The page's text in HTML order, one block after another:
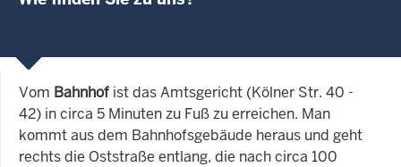
Vom Bahnhof ist das Amtsgericht (Kölner Str. 40 -
42) in circa 5 Minuten zu Fuß zu erreichen. Man
kommt aus dem Bahnhofsgebäude heraus und geht
rechts die Oststraße entlang, die nach circa 100